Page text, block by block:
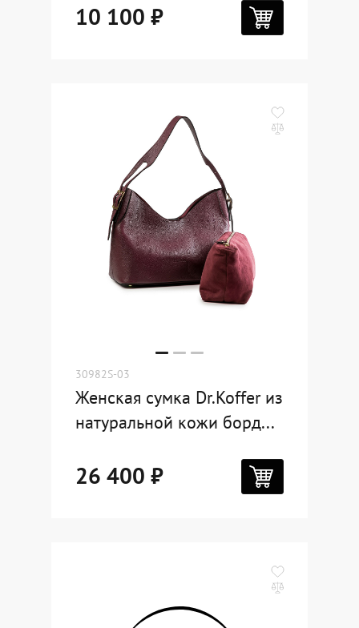
10 100 ₽
30982S-03
Женская сумка Dr.Koffer из
натуральной кожи борд...
26 400 ₽